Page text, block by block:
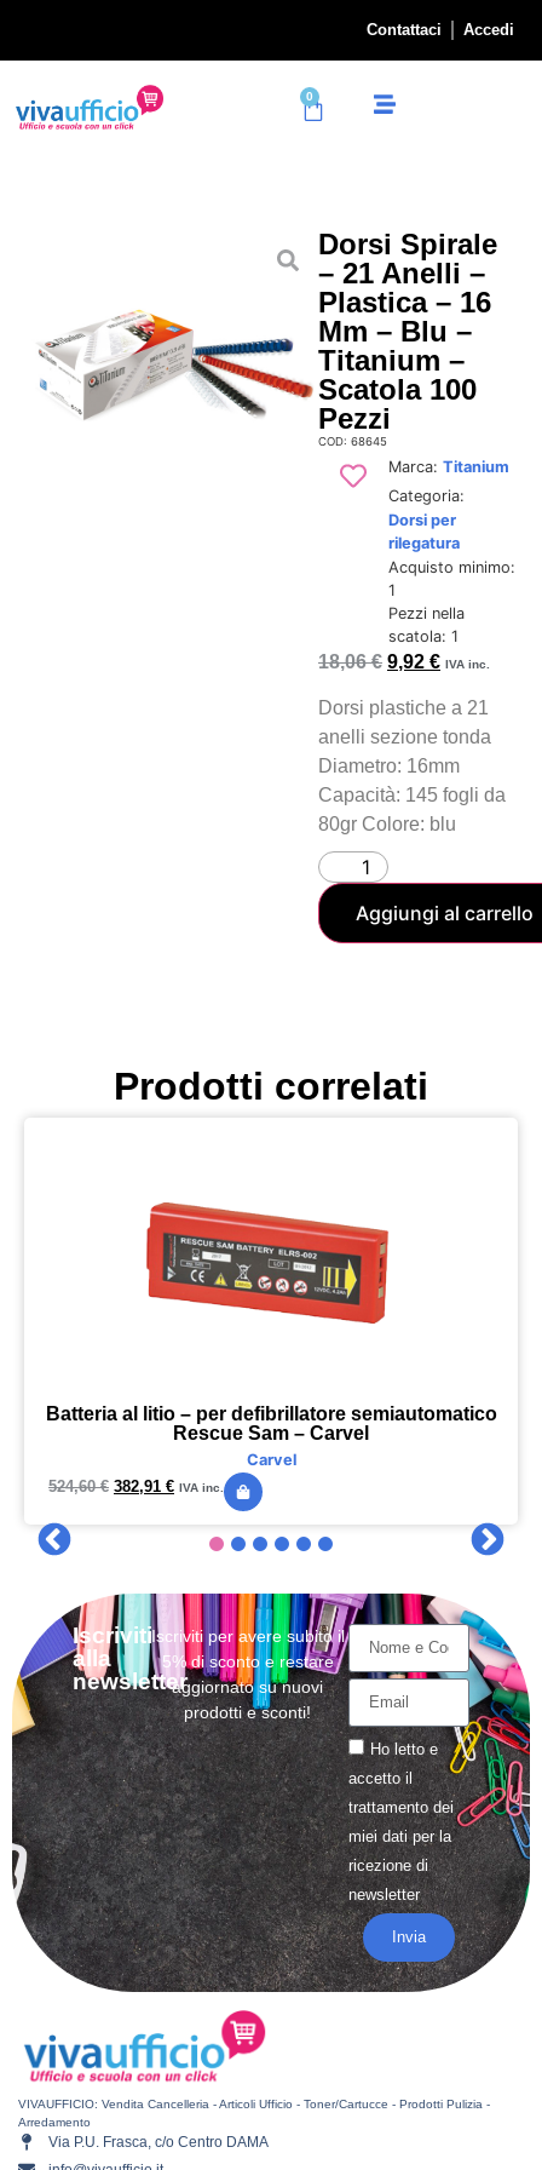
Contattaci Accedi
0
Dorsi Spirale
– 21 Anelli –
Plastica – 16
Mm – Blu –
Titanium –
Scatola 100
Pezzi
COD: 68645
Marca: Titanium
Categoria:
Dorsi per
rilegatura
Acquisto minimo:
1
Pezzi nella
scatola: 1
18,06€ 9,92€ IVA inc.
Dorsi plastiche a 21
anelli sezione tonda
Diametro: 16mm
Capacità: 145 fogli da
80gr Colore: blu
Aggiungi al carrello
Prodotti correlati
Batteria al litio – per defibrillatore semiautomatico
Rescue Sam – Carvel
Carvel
524,60€ 382,91 € IVA inc.
Iscriviti
alla
newsletter
Iscriviti per avere subito il
5% di sconto e restare
aggiornato su nuovi
prodotti e sconti!
Ho letto e
accetto il
trattamentodei
miei dati per la
ricezione di
newsletter
Invia
VIVAUFFICIO: Vendita Cancelleria - Articoli Ufficio - Toner/Cartucce - Prodotti Pulizia -
Arredamento
Via P.U. Frasca, c/o Centro DAMA